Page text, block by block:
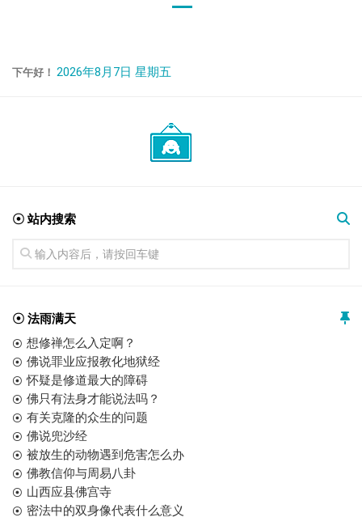
下午好！ 2026年8月7日 星期五
☉ 站内搜索
☉ 法雨满天
想修禅怎么入定啊？
佛说罪业应报教化地狱经
怀疑是修道最大的障碍
佛只有法身才能说法吗？
有关克隆的众生的问题
佛说兜沙经
被放生的动物遇到危害怎么办
佛教信仰与周易八卦
山西应县佛宫寺
密法中的双身像代表什么意义